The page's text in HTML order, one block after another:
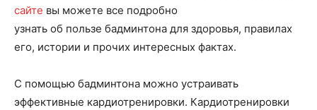
сайте вы можете все подробно
узнать об пользе бадминтона для здоровья, правилах
его, истории и прочих интересных фактах.
С помощью бадминтона можно устраивать
эффективные кардиотренировки. Кардиотренировки